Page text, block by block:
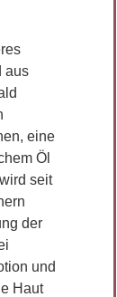
aus
eine
Öl
seit
der
und
Haut